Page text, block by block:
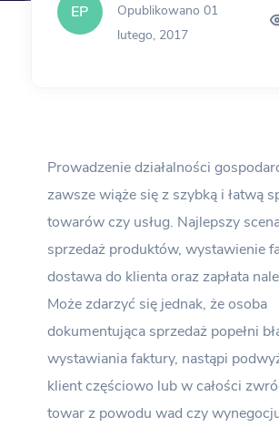
EP
Opublikowano 01
lutego, 2017
Prowadzenie działalności
zawsze wiąże się z szybką i łatwą
towarów czy usług. Najlepszy
sprzedaż produktów, wystawienie
dostawa do klienta oraz zapłata
Może zdarzyć się jednak, że osoba
dokumentująca sprzedaż popełni
wystawiania faktury, nastąpi
klient częściowo lub w całości
towar z powodu wad czy